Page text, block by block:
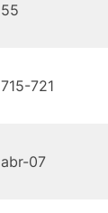
55
715-721
abr-07